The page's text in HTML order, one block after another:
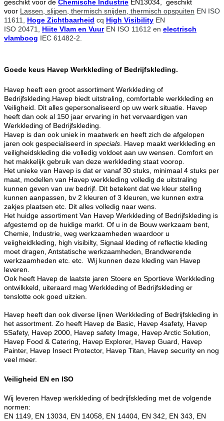
geschikt voor de Chemische Industrie EN13034, geschikt
voor Lassen, slijpen, thermisch snijden, thermisch opspuiten EN ISO
11611, Hoge Zichtbaarheid cq High Visibility EN
ISO 20471, Hiite Vlam en VuurEN ISO 11612 en electrisch
vlamboog IEC 61482-2.
Goede keus Havep Werkkleding of Bedrijfskleding.
Havep heeft een groot assortiment Werkkleding of
Bedrijfskleding.Havep biedt uitstraling, comfortable werkkleding en
Veiligheid. Dit alles gepersonaliseerd op uw werk situatie. Havep
heeft dan ook al 150 jaar ervaring in het vervaardigen van
Werkkleding of Bedrijfskleding.
Havep is dan ook uniek in maatwerk en heeft zich de afgelopen
jaren ook gespecialiseerd in specials . Havep maakt werkkleding en
veiligheidskleding die volledig voldoet aan uw wensen. Comfort en
het makkelijk gebruik van deze werkkleding staat voorop.
Het unieke van Havep is dat er vanaf 30 stuks, minimaal 4 stuks per
maat, modellen van Havep werkkleding volledig de uitstraling
kunnen geven van uw bedrijf. Dit betekent dat we kleur stelling
kunnen aanpassen, bv 2 kleuren of 3 kleuren, we kunnen extra
zakjes plaatsen etc. Dit alles volledig naar wens.
Het huidge assortiment Van Havep Werkkleding of Bedrijfskleding is
afgestemd op de huidige markt. Of u in de Bouw werkzaam bent,
Chemie, Industrie, weg werkzaamheden waardoor u
veiigheidkleding, high visibilty, Signaal kleding of reflectie kleding
moet dragen, Antstatische werkzaamheden, Brandwerende
werkzaamheden etc. etc. Wij kunnen deze kleding van Havep
leveren.
Ook heeft Havep de laatste jaren Stoere en Sportieve Werkkleding
ontwilkkeld, uiteraard mag Werkkleding of Bedrijfskleding er
tenslotte ook goed uitzien.
Havep heeft dan ook diverse lijnen Werkkleding of Bedrijfskleding in
het assortment. Zo heeft Havep de Basic, Havep 4safety, Havep
5Safety, Havep 2000, Havep safety Image, Havep Arctic Solution,
Havep Food & Catering, Havep Explorer, Havep Guard, Havep
Painter, Havep Insect Protector, Havep Titan, Havep security en nog
veel meer.
Veiligheid EN en ISO
Wij leveren Havep werkkleding of bedrijfskleding met de volgende
normen:
EN 1149, EN 13034, EN 14058, EN 14404, EN 342, EN 343, EN